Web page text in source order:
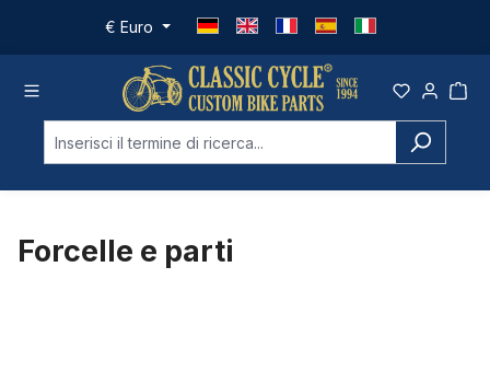
Passa al contenuto principale
€ Euro
Forcelle e parti